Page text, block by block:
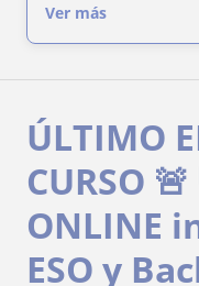
Ver más
ÚLTIMO
CURSO
ONLINE
ESO y